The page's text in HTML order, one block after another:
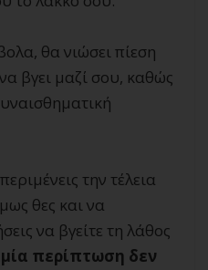
θα νιώσει πίεση
βγει μαζί σου, καθώς
την τέλεια
θες και να
να βγείτε τη λάθος
περίπτωση δεν